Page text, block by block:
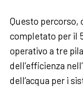
Questo percorso,
completato per il
operativo a tre
dell’efficienza
dell’acqua per i